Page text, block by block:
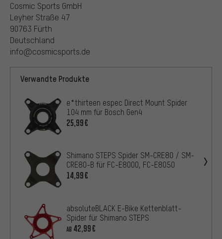
Cosmic Sports GmbH
Leyher Straße 47
90763 Fürth
Deutschland
info@cosmicsports.de
Verwandte Produkte
e*thirteen espec Direct Mount Spider
104 mm für Bosch Gen4
25,99€
Shimano STEPS Spider SM-CRE80 / SM-
CRE80-B für FC-E8000, FC-E8050
14,99€
absoluteBLACK E-Bike Kettenblatt-
Spider für Shimano STEPS
AB 42,99€